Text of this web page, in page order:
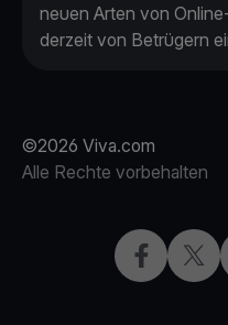
neuen Arten von
derzeit von Betrügern
©2026 Viva.com
Alle Rechte vorbehalten
Facebook
X